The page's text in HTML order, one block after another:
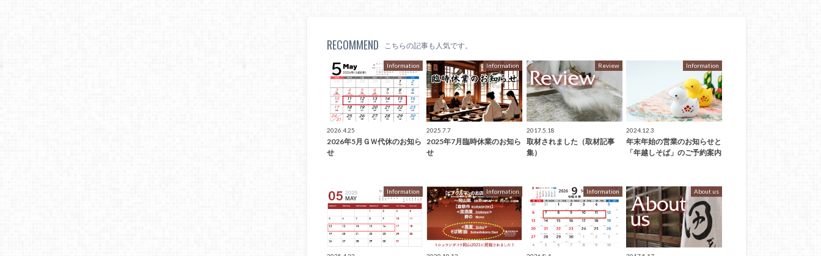
RECOMMEND こちらの記事も人気です。
Information
2026.4.25
2026年5月ＧＷ代休のお知ら
せ
Information
2025.7.7
2025年7月臨時休業のお知ら
せ
Review
2017.5.18
取材されました（取材記事
集）
Information
2024.12.3
年末年始の営業のお知らせと
「年越しそば」のご予約案内
Information Information Information About us